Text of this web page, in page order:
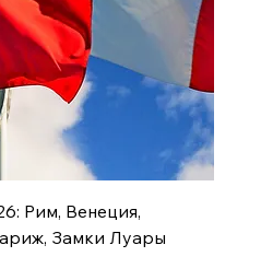
Рим, Венеция,
Замки Луары